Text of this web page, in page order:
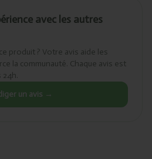
avec les autres
produit ? Votre avis aide les
la communauté. Chaque avis est
un avis →